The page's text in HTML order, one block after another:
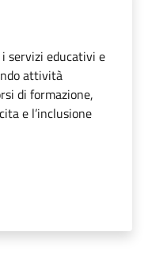
i servizi educativi e
attività
di formazione,
e l’inclusione